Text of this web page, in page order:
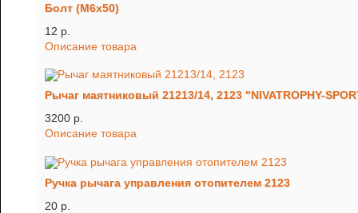
Болт (М6х50)
12 p.
Описание товара
Рычаг маятниковый 21213/14, 2123 "NIVATROPHY-
3200 p.
Описание товара
Ручка рычага управления отопителем 2123
20 p.